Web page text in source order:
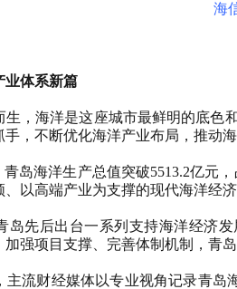
海
业体系新篇
海洋是这座城市最鲜明的底色和
，不断优化海洋产业布局，推动
海洋生产总值突破5513.2亿元，
以高端产业为支撑的现代海洋经
先后出台一系列支持海洋经济发
强项目支撑、完善体制机制，青
财经媒体以专业视角记录青岛